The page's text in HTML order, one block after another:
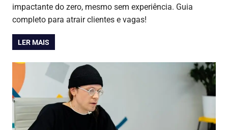
impactante do zero, mesmo sem experiência. Guia
completo para atrair clientes e vagas!
LER MAIS